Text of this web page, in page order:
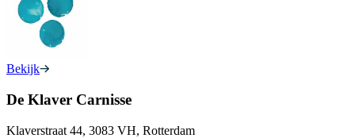
Bekijk
De Klaver Carnisse
Klaverstraat 44, 3083 VH, Rotterdam